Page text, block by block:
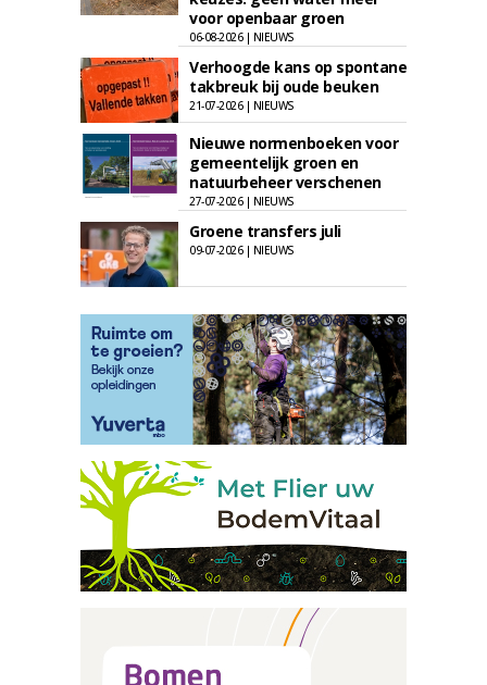
voor openbaar groen
06-08-2026 | NIEUWS
Verhoogde kans op spontane
takbreuk bij oude beuken
21-07-2026 | NIEUWS
Nieuwe normenboeken voor
gemeentelijk groen en
natuurbeheer verschenen
27-07-2026 | NIEUWS
Groene transfers juli
09-07-2026 | NIEUWS